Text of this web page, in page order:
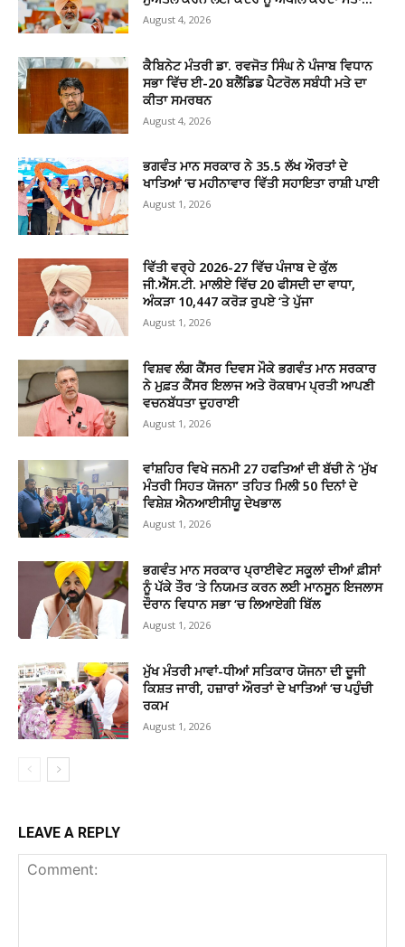
August 4, 2026
ਕੈਬਿਨੇਟ ਮੰਤਰੀ ਡਾ. ਰਵਜੋਤ ਸਿੰਘ ਨੇ ਪੰਜਾਬ ਵਿਧਾਨ
ਸਭਾ ਵਿੱਚ ਈ-20 ਬਲੈਂਡਿਡ ਪੈਟਰੋਲ ਸਬੰਧੀ ਮਤੇ ਦਾ
ਕੀਤਾ ਸਮਰਥਨ
August 4, 2026
ਭਗਵੰਤ ਮਾਨ ਸਰਕਾਰ ਨੇ 35.5 ਲੱਖ ਔਰਤਾਂ ਦੇ
ਖਾਤਿਆਂ ‘ਚ ਮਹੀਨਾਵਾਰ ਵਿੱਤੀ ਸਹਾਇਤਾ ਰਾਸ਼ੀ ਪਾਈ
August 1, 2026
ਵਿੱਤੀ ਵਰ੍ਹੇ 2026-27 ਵਿੱਚ ਪੰਜਾਬ ਦੇ ਕੁੱਲ
ਜੀ.ਐੱਸ.ਟੀ. ਮਾਲੀਏ ਵਿੱਚ 20 ਫੀਸਦੀ ਦਾ ਵਾਧਾ,
ਅੰਕੜਾ 10,447 ਕਰੋੜ ਰੁਪਏ ‘ਤੇ ਪੁੱਜਾ
August 1, 2026
ਵਿਸ਼ਵ ਲੰਗ ਕੈਂਸਰ ਦਿਵਸ ਮੌਕੇ ਭਗਵੰਤ ਮਾਨ ਸਰਕਾਰ
ਨੇ ਮੁਫ਼ਤ ਕੈਂਸਰ ਇਲਾਜ ਅਤੇ ਰੋਕਥਾਮ ਪ੍ਰਤੀ ਆਪਣੀ
ਵਚਨਬੱਧਤਾ ਦੁਹਰਾਈ
August 1, 2026
ਵਾਂਸ਼ਹਿਰ ਵਿਖੇ ਜਨਮੀ 27 ਹਫਤਿਆਂ ਦੀ ਬੱਚੀ ਨੇ ‘ਮੁੱਖ
ਮੰਤਰੀ ਸਿਹਤ ਯੋਜਨਾ’ ਤਹਿਤ ਮਿਲੀ 50 ਦਿਨਾਂ ਦੇ
ਵਿਸ਼ੇਸ਼ ਐਨਆਈਸੀਯੂ ਦੇਖਭਾਲ
August 1, 2026
ਭਗਵੰਤ ਮਾਨ ਸਰਕਾਰ ਪ੍ਰਾਈਵੇਟ ਸਕੂਲਾਂ ਦੀਆਂ ਫ਼ੀਸਾਂ
ਨੂੰ ਪੱਕੇ ਤੌਰ ‘ਤੇ ਨਿਯਮਤ ਕਰਨ ਲਈ ਮਾਨਸੂਨ ਇਜਲਾਸ
ਦੌਰਾਨ ਵਿਧਾਨ ਸਭਾ ‘ਚ ਲਿਆਏਗੀ ਬਿੱਲ
August 1, 2026
ਮੁੱਖ ਮੰਤਰੀ ਮਾਵਾਂ-ਧੀਆਂ ਸਤਿਕਾਰ ਯੋਜਨਾ ਦੀ ਦੂਜੀ
ਕਿਸ਼ਤ ਜਾਰੀ, ਹਜ਼ਾਰਾਂ ਔਰਤਾਂ ਦੇ ਖਾਤਿਆਂ ‘ਚ ਪਹੁੰਚੀ
ਰਕਮ
August 1, 2026
LEAVE A REPLY